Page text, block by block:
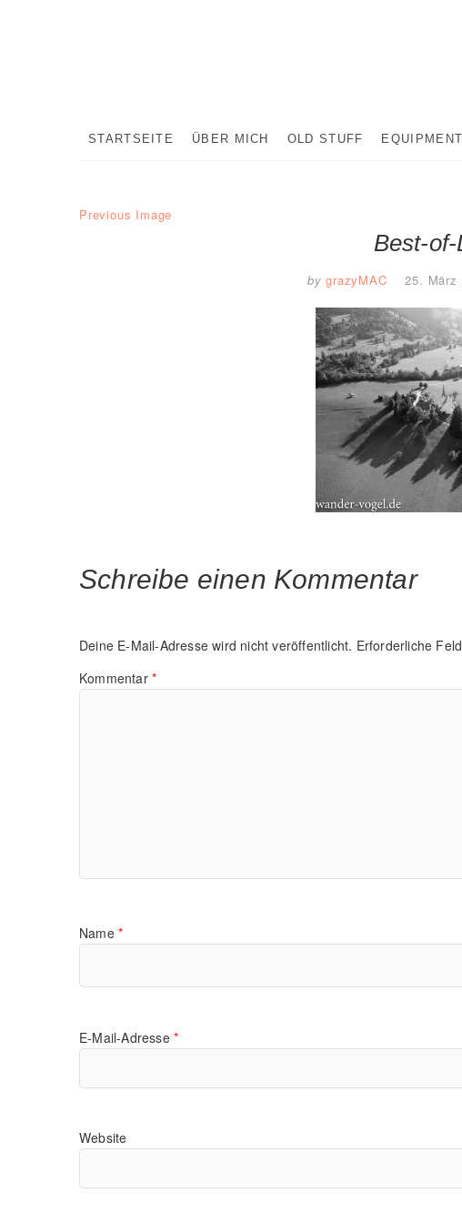
STARTSEITE ÜBER MICH OLD STUFF EQUIPMENT
Previous Image
Best-
by grazyMAC 25. März
Schreibe einen Kommentar
Deine E-Mail-Adresse wird nicht veröffentlicht. Erforderliche
Kommentar *
Name *
E-Mail-Adresse *
Website